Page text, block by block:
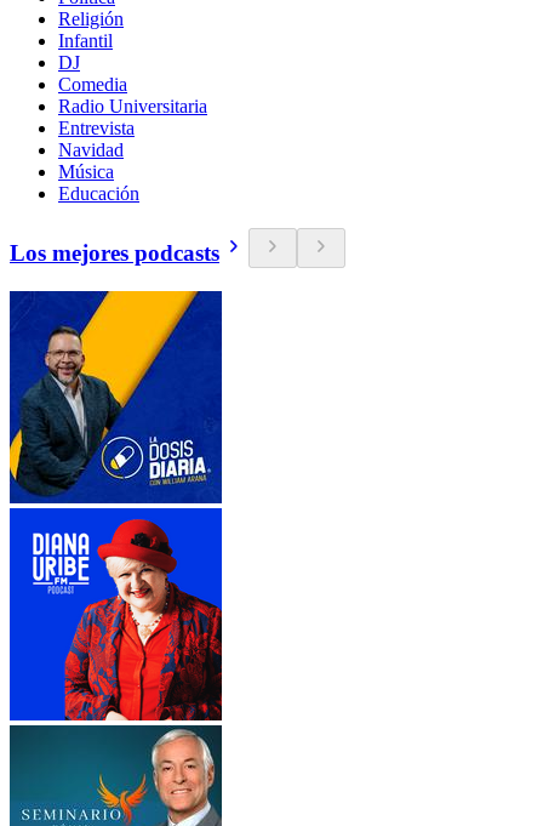
Religión
Infantil
DJ
Comedia
Radio Universitaria
Entrevista
Navidad
Música
Educación
Los mejores podcasts